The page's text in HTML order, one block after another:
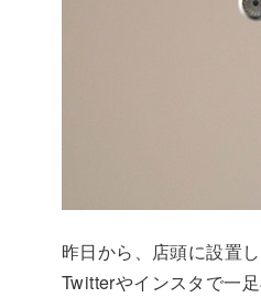
昨日から、店頭に設置
Twitterやインスタで一